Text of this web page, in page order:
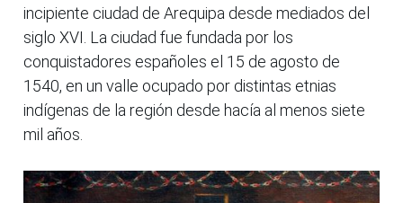
incipiente ciudad de Arequipa desde mediados del
siglo XVI. La ciudad fue fundada por los
conquistadores españoles el 15 de agosto de
1540, en un valle ocupado por distintas etnias
indígenas de la región desde hacía al menos siete
mil años.